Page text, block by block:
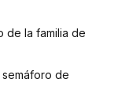
de la familia de
de